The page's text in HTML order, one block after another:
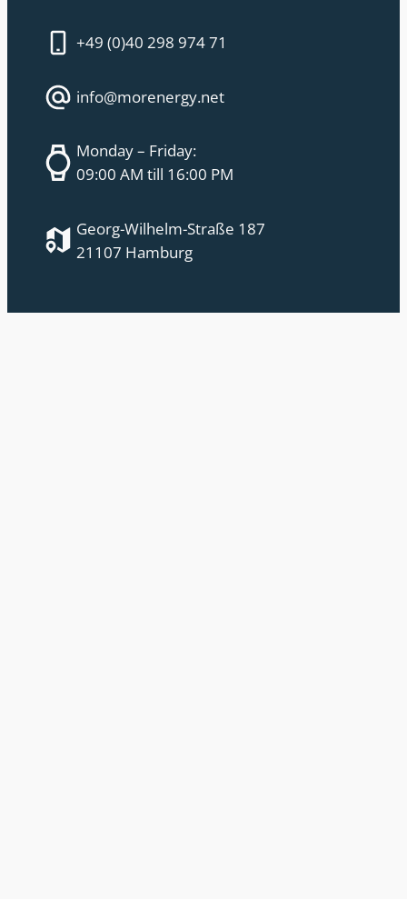
+49 (0)40 298 974 71
info@morenergy.net
Monday – Friday:
09:00 AM till 16:00 PM
Georg-Wilhelm-Straße 187
21107 Hamburg